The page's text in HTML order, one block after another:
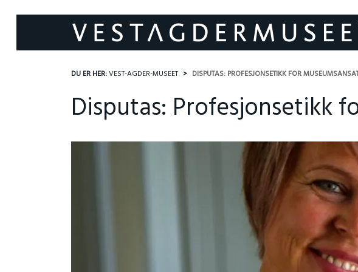
DU ER HER:VEST-AGDER-MUSEET DISPUTAS: PROFESJONSETIKK FOR
Disputas: Profesjonsetikk